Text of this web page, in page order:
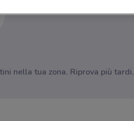
nella tua zona. Riprova più tardi.